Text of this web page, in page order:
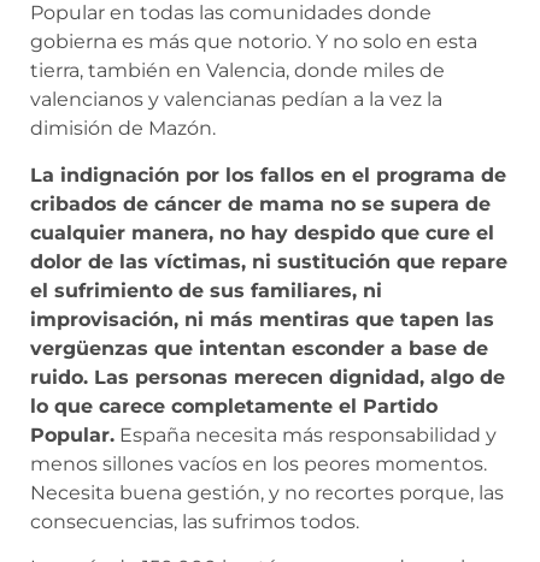
Popular en todas las comunidades donde
gobierna es más que notorio. Y no solo en esta
tierra, también en Valencia, donde miles de
valencianos y valencianas pedían a la vez la
dimisión de Mazón.
La indignación por los fallos en el programa de
cribados de cáncer de mama no se supera de
cualquier manera, no hay despido que cure el
dolor de las víctimas, ni sustitución que repare
el sufrimiento de sus familiares, ni
improvisación, ni más mentiras que tapen las
vergüenzas que intentan esconder a base de
ruido. Las personas merecen dignidad, algo de
lo que carece completamente el Partido
Popular. España necesita más responsabilidad y
menos sillones vacíos en los peores momentos.
Necesita buena gestión, y no recortes porque, las
consecuencias, las sufrimos todos.